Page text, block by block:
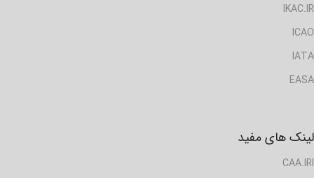
IKAC.IR
ICAO
IATA
EASA
لینک های مفید
CAA.IRI